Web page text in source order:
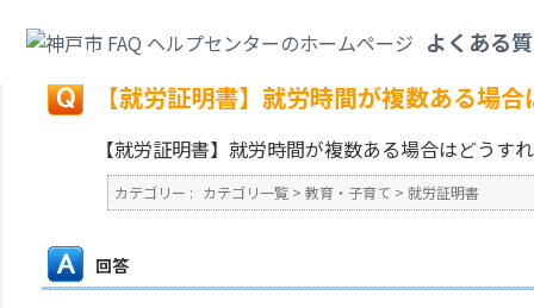
よくある
戻る
【就労証明書】就労時間が複数ある場
【就労証明書】就労時間が複数ある場合はどうす
カテゴリー : カテゴリ一覧 > 教育・子育て > 就労証明書
回答